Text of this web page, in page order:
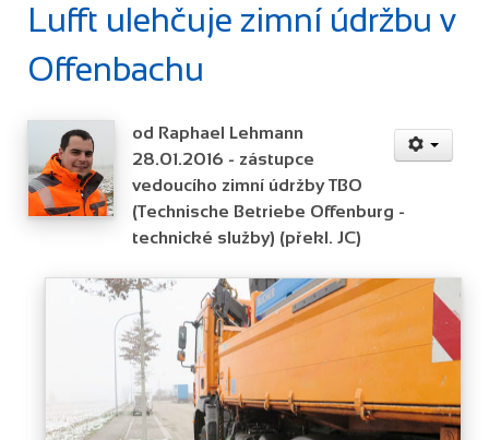
Lufft ulehčuje zimní údržbu v
Offenbachu
od Raphael Lehmann
28.01.2016 - zástupce
vedoucího zimní údržby TBO
(Technische Betriebe Offenburg -
technické služby) (překl. JC)